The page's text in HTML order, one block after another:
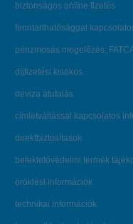
biztonságos online fizetés
fenntarthatósággal
pénzmosás megelőzés,
díjfizetési kisokos
deviza átutalás
címletváltással kapcsolatos
direktbiztosítások
befektetővédelmi termék
öröklési információk
technikai információk